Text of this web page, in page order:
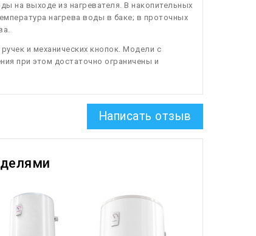
на выходе из нагревателя. В накопительных
нагрева воды в баке; в проточных
и механических кнопок. Модели с
при этом достаточно ограничены и
Написать отзыв